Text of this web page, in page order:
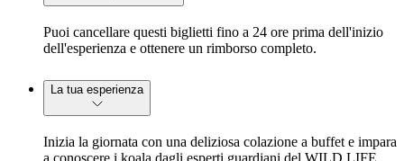
Puoi cancellare questi biglietti fino a 24 ore prima dell'inizio
dell'esperienza e ottenere un rimborso completo.
La tua esperienza
Inizia la giornata con una deliziosa colazione a buffet e impara
a conoscere i koala dagli esperti guardiani del WILD LIFE